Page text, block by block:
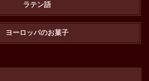
ラテン語
ヨーロッパのお菓子